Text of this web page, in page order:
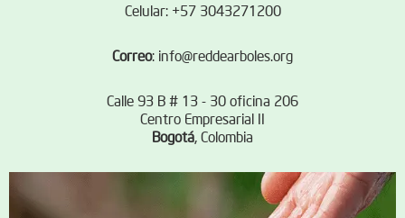
Celular: +57 3043271200
Correo: info@reddearboles.org
Calle 93 B # 13 - 30 oficina 206
Centro Empresarial II
Bogotá, Colombia